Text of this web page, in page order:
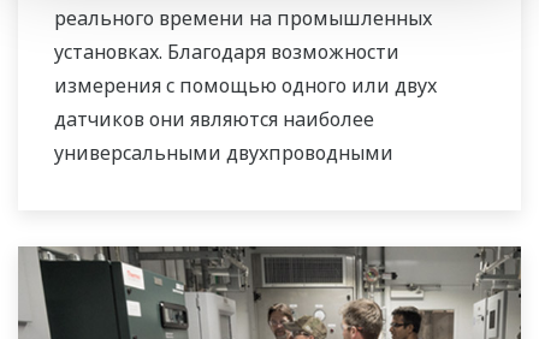
реального времени на промышленных
установках. Благодаря возможности
измерения с помощью одного или двух
датчиков они являются наиболее
универсальными двухпроводными